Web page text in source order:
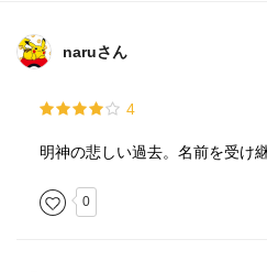
naruさん
4
明神の悲しい過去。名前を受け
0